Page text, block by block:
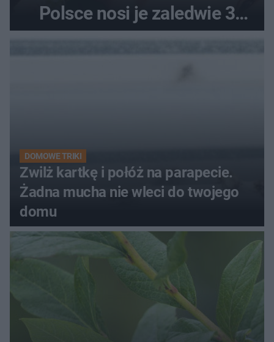
Polsce nosi je zaledwie 3
DOMOWE TRIKI
Zwilż kartkę i połóż na parapecie.
Żadna mucha nie wleci do twojego
domu